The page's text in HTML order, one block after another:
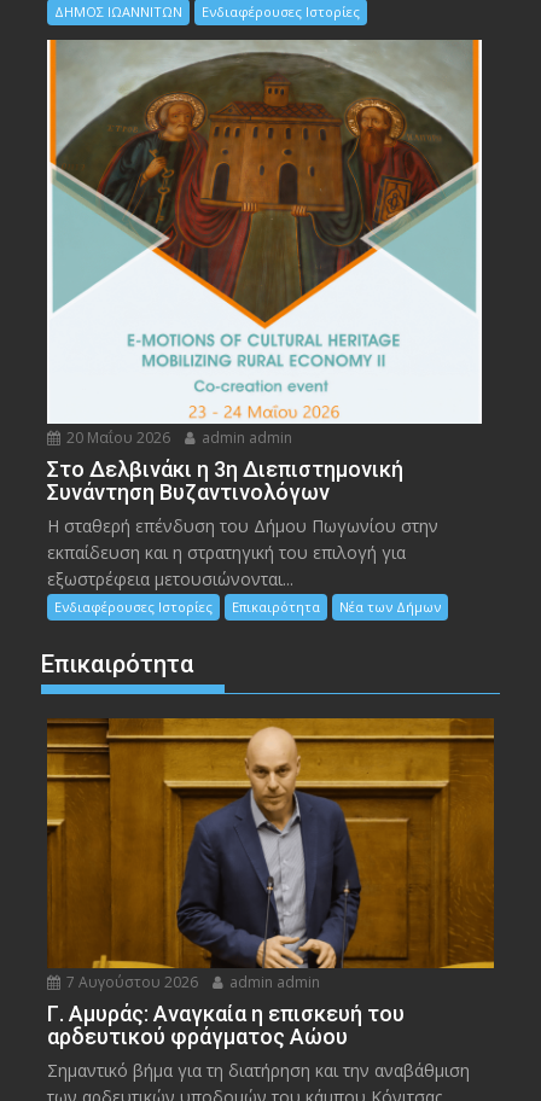
ΔΗΜΟΣ ΙΩΑΝΝΙΤΩΝ Ενδιαφέρουσες Ιστορίες
20 Μαΐου 2026 admin admin
Στο Δελβινάκι η 3η Διεπιστημονική
Συνάντηση Βυζαντινολόγων
Η σταθερή επένδυση του Δήμου Πωγωνίου στην
εκπαίδευση και η στρατηγική του επιλογή για
εξωστρέφεια μετουσιώνονται...
Ενδιαφέρουσες Ιστορίες Επικαιρότητα Νέα των Δήμων
Επικαιρότητα
7 Αυγούστου 2026 admin admin
Γ. Αμυράς: Αναγκαία η επισκευή του
αρδευτικού φράγματος Αώου
Σημαντικό βήμα για τη διατήρηση και την αναβάθμιση